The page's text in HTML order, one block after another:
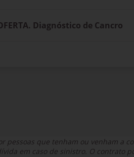
Diagnóstico de Cancro
pessoas que tenham ou venham
em caso de sinistro. O contrato